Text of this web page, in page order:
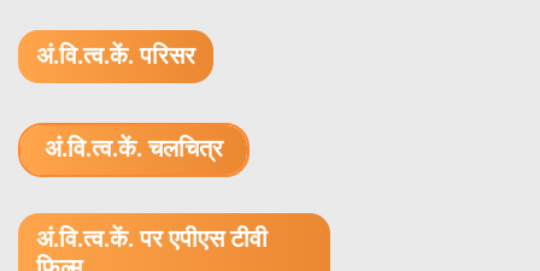
अं.वि.त्व.कें. परिसर
अं.वि.त्व.कें. चलचित्र
अं.वि.त्व.कें. पर एपीएस टीवी